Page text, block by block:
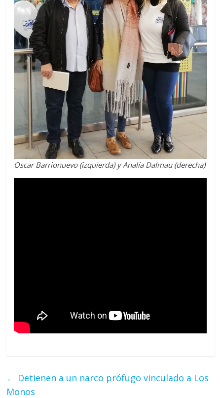
Oscar Barrionuevo (izquierda) y Analía Dalmau (derecha)
← Detienen a un narco prófugo vinculado a Los
Monos